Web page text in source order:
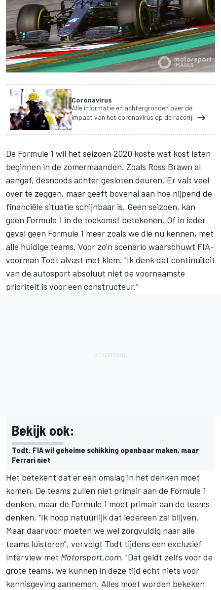
Coronavirus
Alle informatie en achtergronden over de
impact van het coronavirus op de racerij.
De Formule 1 wil het seizoen 2020 koste wat kost laten
beginnen in de zomermaanden. Zoals Ross Brawn al
aangaf, desnoods achter gesloten deuren. Er valt veel
over te zeggen, maar geeft bovenal aan hoe nijpend de
financiële situatie schijnbaar is. Geen seizoen, kan
geen Formule 1 in de toekomst betekenen. Of in ieder
geval geen Formule 1 meer zoals we die nu kennen, met
alle huidige teams. Voor zo'n scenario waarschuwt FIA-
voorman Todt alvast met klem. "Ik denk dat continuïteit
van de autosport absoluut niet de voornaamste
prioriteit is voor een constructeur."
Bekijk ook:
Todt: FIA wil geheime schikking openbaar maken, maar
Ferrari niet
Het betekent dat er een omslag in het denken moet
komen. De teams zullen niet primair aan de Formule 1
denken, maarde Formule 1 moet primair aan de teams
denken. "Ik hoop natuurlijk dat iedereen zal blijven.
Maar daarvoor moeten we wel zorgvuldig naar alle
teams luisteren", vervolgt Todt tijdens een exclusief
interview met Motorsport.com. "Dat geldt zelfs voor de
grote teams, we kunnen in deze tijd echt niets voor
kennisgeving aannemen. Alles moet worden bekeken